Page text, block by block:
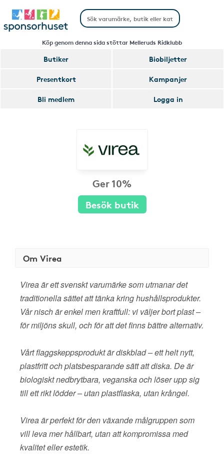
Köp genom denna sida stöttar Melleruds Ridklubb
Butiker
Biobiljetter
Presentkort
Kampanjer
Bli medlem
Logga in
Ger 10%
Besök butik
Om Virea
Virea är ett svenskt varumärke som utmanar det
traditionella sättet att tänka kring hushållsprodukter.
Vår nisch är enkel men kraftfull: vi väljer bort plast –
för miljöns skull, och för att det finns bättre alternativ.
Vårt flaggskeppsprodukt är diskblad – ett helt nytt,
plastfritt och platsbesparande sätt att diska. De är
biologiskt nedbrytbara, veganska och löser upp sig
till ett rikt lödder – utan plastflaska, utan krångel.
Virea är perfekt för den växande målgruppen som
vill leva mer hållbart, utan att kompromissa med
kvalitet eller estetik.